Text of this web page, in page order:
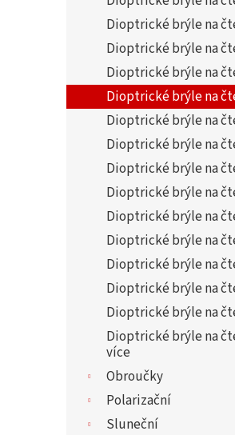
Dioptrické brýle na
Dioptrické brýle na
Dioptrické brýle na
Dioptrické brýle na
Dioptrické brýle na
Dioptrické brýle na
Dioptrické brýle na
Dioptrické brýle na
Dioptrické brýle na
Dioptrické brýle na
Dioptrické brýle na
Dioptrické brýle na
Dioptrické brýle na
Dioptrické brýle na
více
Obroučky
Polarizační
Sluneční